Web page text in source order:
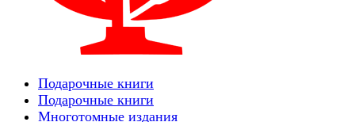
Подарочные книги
Подарочные книги
Многотомные издания